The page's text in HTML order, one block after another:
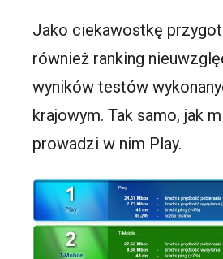
Jako ciekawostkę
również ranking
wyników testów
krajowym. Tak samo, jak
prowadzi w nim Play.